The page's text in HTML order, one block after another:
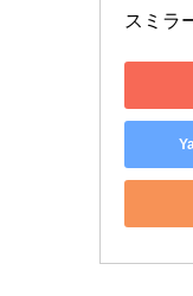
スミラ